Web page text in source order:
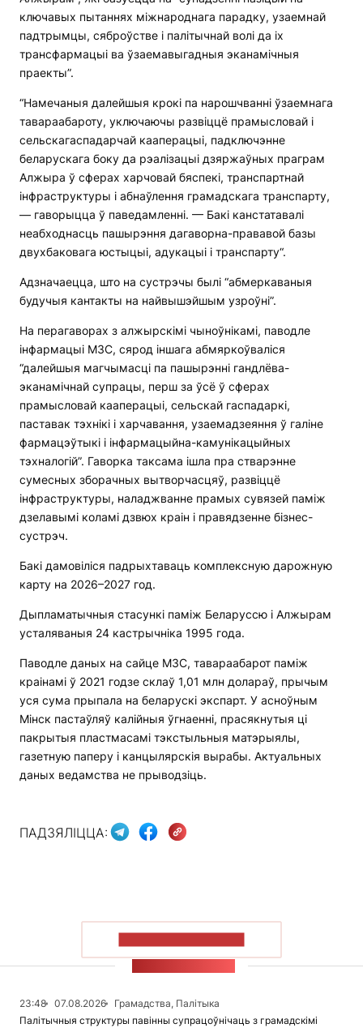
ключавых пытаннях міжнароднага парадку, узаемнай
падтрымцы, сяброўстве і палітычнай волі да іх
трансфармацыі ва ўзаемавыгадныя эканамічныя
праекты”.
“Намечаныя далейшыя крокі па нарошчванні ўзаемнага
тавараабароту, уключаючы развіццё прамысловай і
сельскагаспадарчай кааперацыі, падключэнне
беларускага боку да рэалізацыі дзяржаўных праграм
Алжыра ў сферах харчовай бяспекі, транспартнай
інфраструктуры і абнаўлення грамадскага транспарту,
— гаворыцца ў паведамленні. — Бакі канстатавалі
неабходнасць пашырэння дагаворна-прававой базы
двухбаковага юстыцыі, адукацыі і транспарту“.
Адзначаецца, што на сустрэчы былі “абмеркаваныя
будучыя кантакты на найвышэйшым узроўні”.
На перагаворах з алжырскімі чыноўнікамі, паводле
інфармацыі МЗС, сярод іншага абмяркоўваліся
“далейшыя магчымасці па пашырэнні гандлёва-
эканамічнай супрацы, перш за ўсё ў сферах
прамысловай кааперацыі, сельскай гаспадаркі,
паставак тэхнікі і харчавання, узаемадзеяння ў галіне
фармацэўтыкі і інфармацыйна-камунікацыйных
тэхналогій”. Гаворка таксама ішла пра стварэнне
сумесных зборачных вытворчасцяў, развіццё
інфраструктуры, наладжванне прамых сувязей паміж
дзелавымі коламі дзвюх краін і правядзенне бізнес-
сустрэч.
Бакі дамовіліся падрыхтаваць комплексную дарожную
карту на 2026–2027 год.
Дыпламатычныя стасункі паміж Беларуссю і Алжырам
усталяваныя 24 кастрычніка 1995 года.
Паводле даных на сайце МЗС, тавараабарот паміж
краінамі ў 2021 годзе склаў 1,01 млн долараў, прычым
уся сума прыпала на беларускі экспарт. У асноўным
Мінск пастаўляў калійныя ўгнаенні, прасякнутыя ці
пакрытыя пластмасамі тэкстыльныя матэрыялы,
газетную паперу і канцылярскія вырабы. Актуальных
даных ведамства не прыводзіць.
ПАДЗЯЛІЦЦА:
23:48 07.08.2026
Грамадства, Палітыка
Палітычныя структуры павінны супрацоўнічаць з грамадскімі